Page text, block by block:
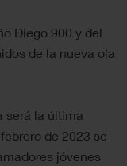
Diego 900 y del
de la nueva ola
será la última
de 2023 se
jóvenes